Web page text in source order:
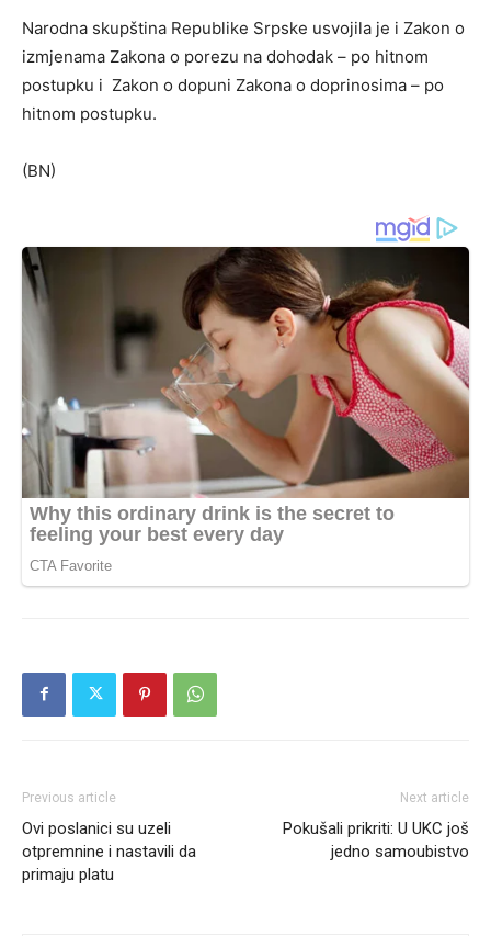
Narodna skupština Republike Srpske usvojila je i Zakon o
izmjenama Zakona o porezu na dohodak – po hitnom
postupku i Zakon o dopuni Zakona o doprinosima – po
hitnom postupku.
(BN)
Previous article
Ovi poslanici su uzeli
otpremnine i nastavili da
primaju platu
Next article
Pokušali prikriti: U UKC još
jedno samoubistvo